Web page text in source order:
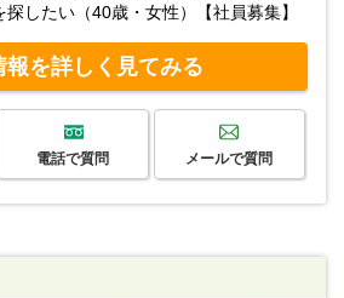
したい（40歳・女性）【社員募集】
報を詳しく見てみる
電話で質問 メールで質問